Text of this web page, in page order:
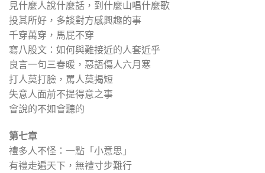
見什麼人說什麼話，到什麼山唱什麼歌
投其所好，多談對方感興趣的事
千穿萬穿，馬屁不穿
寫八股文：如何與難接近的人套近乎
良言一句三春暖，惡語傷人六月寒
打人莫打臉，罵人莫揭短
失意人面前不提得意之事
會說的不如會聽的
第七章
禮多人不怪：一點「小意思」
有禮走遍天下，無禮寸步難行